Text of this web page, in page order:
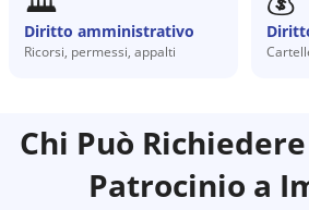
Diritto amministrativo
Ricorsi, permessi, appalti
Chi Può
Patrocinio a